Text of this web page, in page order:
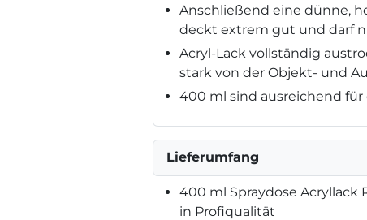
Anschließend eine dünne,
deckt extrem gut und darf
Acryl-Lack vollständig
stark von der Objekt- und
400 ml sind ausreichend für
Lieferumfang
400 ml Spraydose Acryllack
in Profiqualität